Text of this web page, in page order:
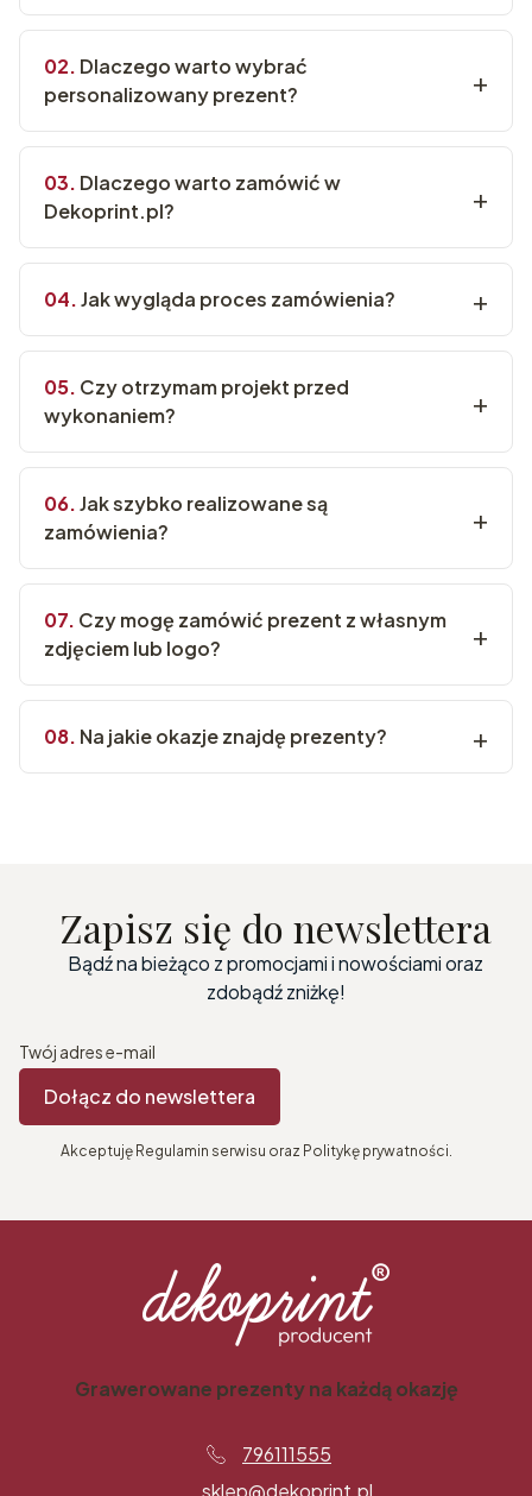
Dlaczego warto wybrać
personalizowany prezent?
Dlaczego warto zamówić w
Dekoprint.pl?
Jak wygląda proces zamówienia?
Czy otrzymam projekt przed
wykonaniem?
Jak szybko realizowane są
zamówienia?
Czy mogę zamówić prezent z własnym
zdjęciem lub logo?
Na jakie okazje znajdę prezenty?
Zapisz się do newslettera
Bądź na bieżąco z promocjami i nowościami oraz
zdobądź zniżkę!
Twój adres e-mail
Dołącz do newslettera
Akceptuję Regulamin serwisu oraz Politykę prywatności.
Grawerowane prezenty na każdą okazję
796111555
sklep@dekoprint.pl